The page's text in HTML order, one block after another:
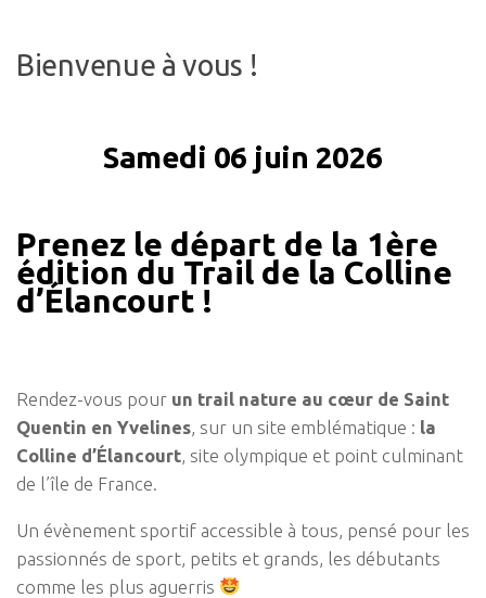
Bienvenue à vous !
Samedi 06 juin 2026
Prenez le départ de la 1ère
édition du Trail de la Colline
d’Élancourt !
Rendez-vous pour un trail nature au cœur de Saint
Quentin en Yvelines, sur un site emblématique : la
Colline d’Élancourt, site olympique et point culminant
de l’île de France.
Un évènement sportif accessible à tous, pensé pour les
passionnés de sport, petits et grands, les débutants
comme les plus aguerris